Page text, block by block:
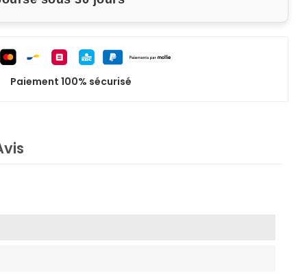
Paiement 100% sécurisé